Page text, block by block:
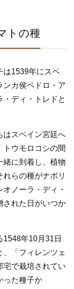
トの種
は1539年にスペ
ンカ侯ペドロ・ア
ディ・トレドと
はスペイン宮廷へ
トウモロコシの間
緒に到着し、植物
らの種がナポリ
ノーラ・ディ・
された日がいつか
年10月31日
「フィレンツェ
宅で栽培されてい
った種子か